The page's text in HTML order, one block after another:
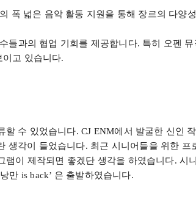
폭 넓은 음악 활동 지원을 통해 장르의 다양
들과의 협업 기회를 제공합니다. 특히 오펜
이고 있습니다.
할 수 있었습니다. CJ ENM에서 발굴한 신인
생각이 들었습니다. 최근 시니어들을 위한 프
램이 제작되면 좋겠단 생각을 하였습니다. 시
만 is back’ 은 출발하였습니다.